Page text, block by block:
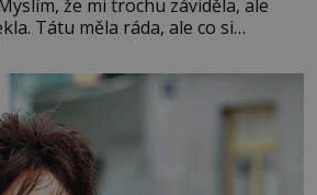
že mi trochu záviděla, ale
Tátu měla ráda, ale co si
Tehdy byla jiná doba, když